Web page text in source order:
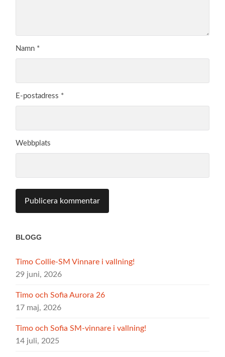
Namn *
E-postadress *
Webbplats
BLOGG
Timo Collie-SM Vinnare i vallning!
29 juni, 2026
Timo och Sofia Aurora 26
17 maj, 2026
Timo och Sofia SM-vinnare i vallning!
14 juli, 2025